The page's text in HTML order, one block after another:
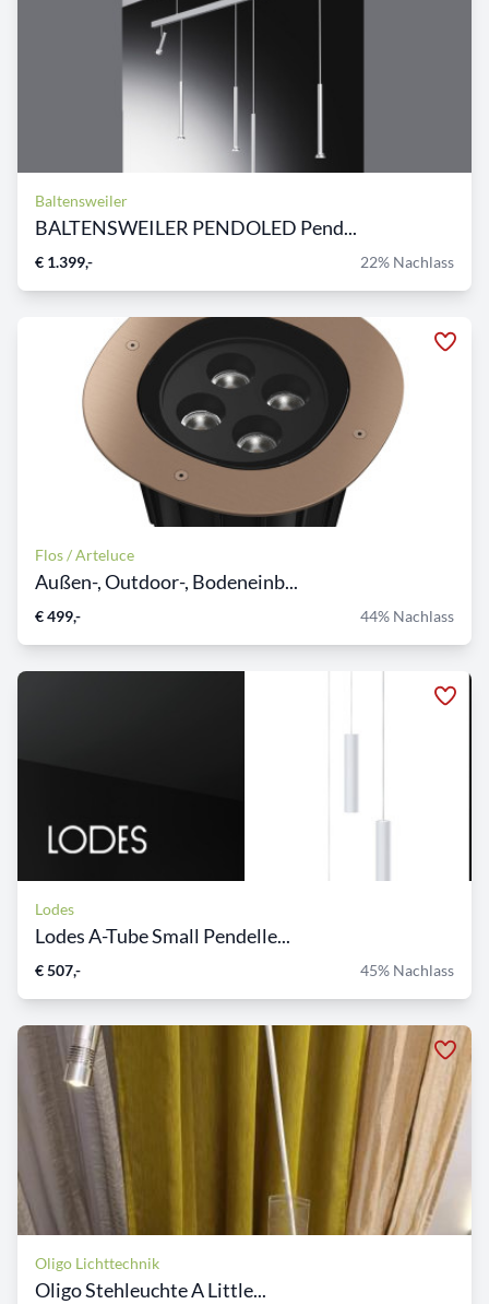
Baltensweiler
BALTENSWEILER PENDOLED Pend...
€ 1.399,- 22% Nachlass
Flos / Arteluce
Außen-, Outdoor-, Bodeneinb...
€ 499,- 44% Nachlass
Lodes
Lodes A-Tube Small Pendelle...
€ 507,- 45% Nachlass
Oligo Lichttechnik
Oligo Stehleuchte A Little...